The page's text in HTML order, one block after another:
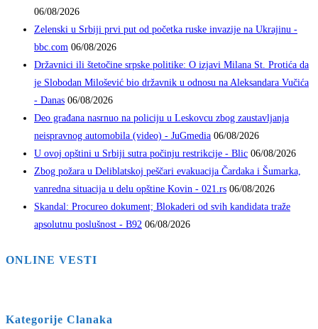
06/08/2026
Zelenski u Srbiji prvi put od početka ruske invazije na Ukrajinu -
bbc.com 06/08/2026
Državnici ili štetočine srpske politike: O izjavi Milana St. Protića da
je Slobodan Milošević bio državnik u odnosu na Aleksandara Vučića
- Danas 06/08/2026
Deo građana nasrnuo na policiju u Leskovcu zbog zaustavljanja
neispravnog automobila (video) - JuGmedia 06/08/2026
U ovoj opštini u Srbiji sutra počinju restrikcije - Blic 06/08/2026
Zbog požara u Deliblatskoj peščari evakuacija Čardaka i Šumarka,
vanredna situacija u delu opštine Kovin - 021.rs 06/08/2026
Skandal: Procureo dokument; Blokaderi od svih kandidata traže
apsolutnu poslušnost - B92 06/08/2026
ONLINE VESTI
Kategorije Clanaka